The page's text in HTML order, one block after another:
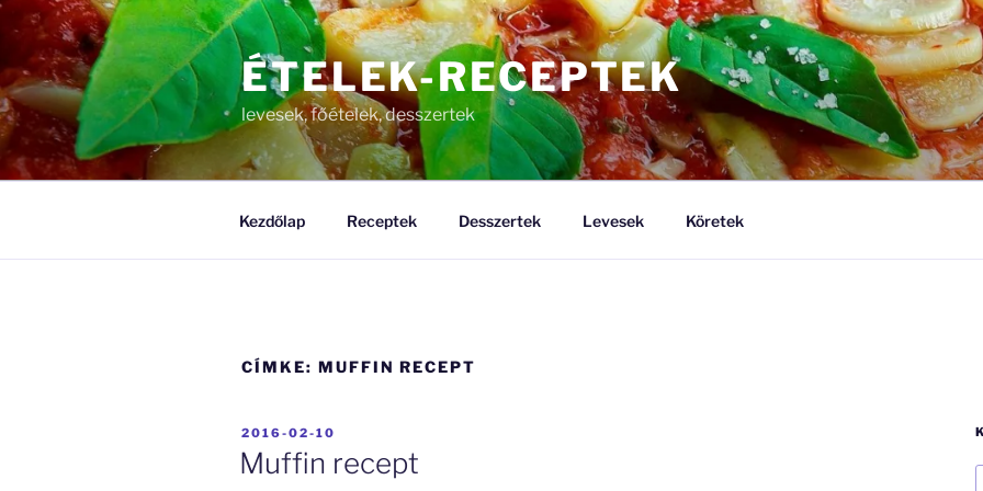
Tartalomhoz
ÉTELEK-RECEPTEK
levesek, főételek, desszertek
Kezdőlap Receptek Desszertek Levesek Köretek
CÍMKE: MUFFIN RECEPT
BEKÜLDVE:
2016-02-10
Muffin recept